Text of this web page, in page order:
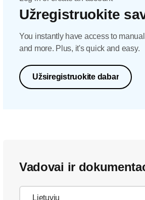
Užregistruokite
You instantly have access to
and more. Plus, it's quick and easy.
Užsiregistruokite dabar
Vadovai ir